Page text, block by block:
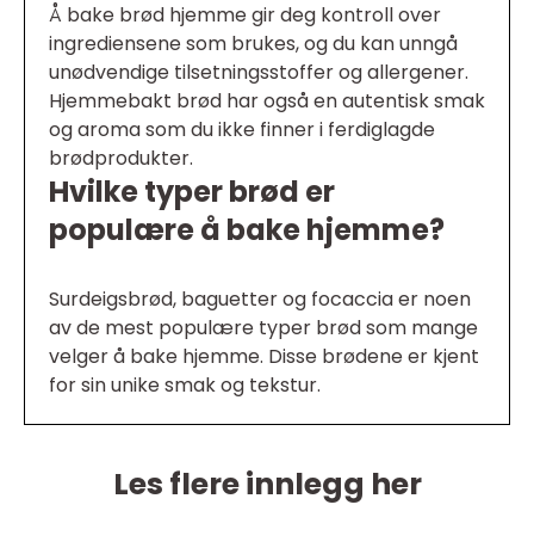
Å bake brød hjemme gir deg kontroll over
ingrediensene som brukes, og du kan unngå
unødvendige tilsetningsstoffer og allergener.
Hjemmebakt brød har også en autentisk smak
og aroma som du ikke finner i ferdiglagde
brødprodukter.
Hvilke typer brød er
populære å bake hjemme?
Surdeigsbrød, baguetter og focaccia er noen
av de mest populære typer brød som mange
velger å bake hjemme. Disse brødene er kjent
for sin unike smak og tekstur.
Les flere innlegg her